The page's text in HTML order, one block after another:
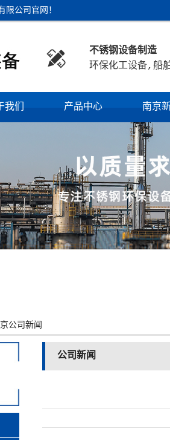
公司官网！

不锈钢设备制造
环保化工设备,船
我们 产品中心 南京
公司新闻
公司新闻